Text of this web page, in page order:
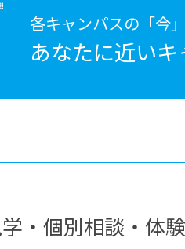
各キャンパスの「今
あなたに近い
・個別相談・体